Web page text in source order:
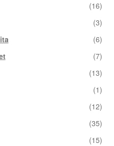
(16)
(3)
(6)
(7)
(13)
(1)
(12)
(35)
(15)